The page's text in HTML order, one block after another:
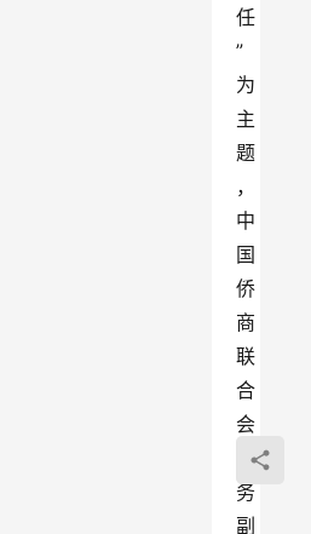
任
”
为
主
题
，
中
国
侨
商
联
合
会
常
务
副